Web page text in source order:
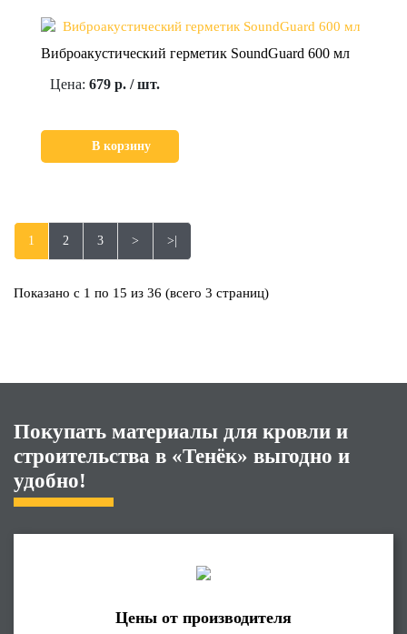
Виброакустический герметик SoundGuard 600 мл
Цена: 679 р. / шт.
В корзину
1 2 3 > >|
Показано с 1 по 15 из 36 (всего 3 страниц)
Покупать материалы для кровли и
строительства в «Тенёк» выгодно и
удобно!
Цены от производителя